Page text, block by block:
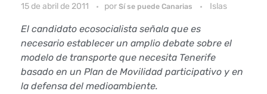
15 de abril de 2011 por Sí se puede Canarias Islas
El candidato ecosocialista señala que es
necesario establecer un amplio debate sobre el
modelo de transporte que necesita Tenerife
basado en un Plan de Movilidad participativo y en
la defensa del medioambiente.